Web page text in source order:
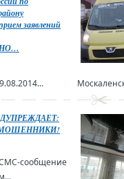
заявлений
сообщение